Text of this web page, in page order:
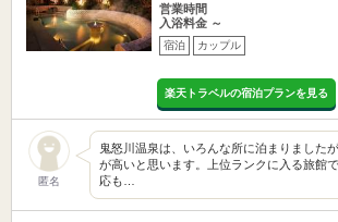
営業時間
入浴料金 ～
宿泊 カップル
楽天トラベルの宿泊プランを見る
匿名
鬼怒川温泉は、いろんな所に泊まりました
が高いと思います。上位ランクに入る旅館
応も…